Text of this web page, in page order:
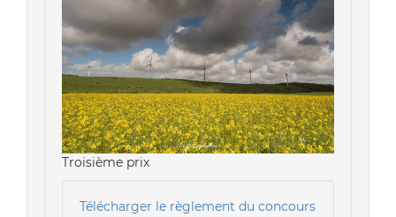
Troisième prix
Télécharger le règlement du concours